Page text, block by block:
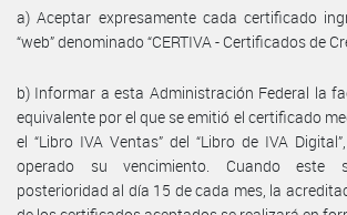
a) Aceptar expresamente cada certificado
“web” denominado “CERTIVA - Certificados de
b) Informar a esta Administración Federal la
equivalente por el que se emitió el certificado
el “Libro IVA Ventas” del “Libro de IVA
operado su vencimiento. Cuando este
posterioridad al día 15 de cada mes, la